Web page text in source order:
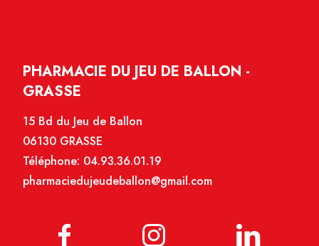
PHARMACIE DU JEU DE BALLON -
GRASSE
15 Bd du Jeu de Ballon
06130 GRASSE
Téléphone: 04.93.36.01.19
pharmaciedujeudeballon@gmail.com